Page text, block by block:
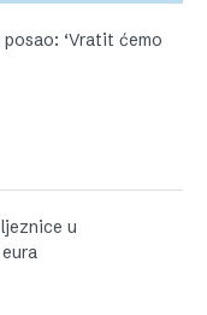
‘Vratit ćemo
u